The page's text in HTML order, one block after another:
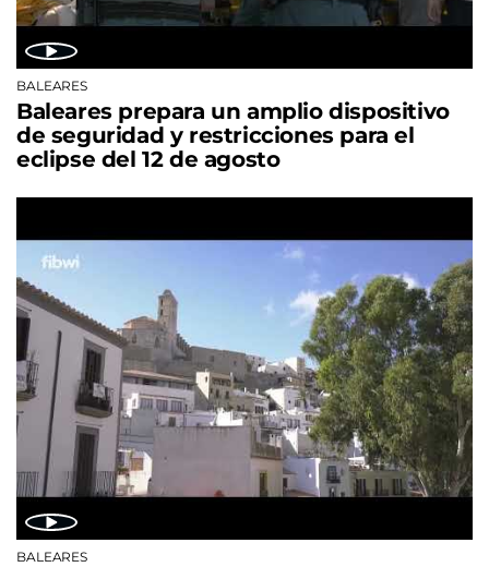
BALEARES
Baleares prepara un amplio dispositivo
de seguridad y restricciones para el
eclipse del 12 de agosto
BALEARES